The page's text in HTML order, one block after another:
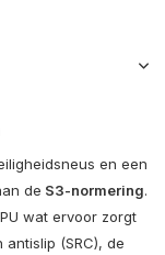
en een
de S3-normering.
wat ervoor zorgt
(SRC), de